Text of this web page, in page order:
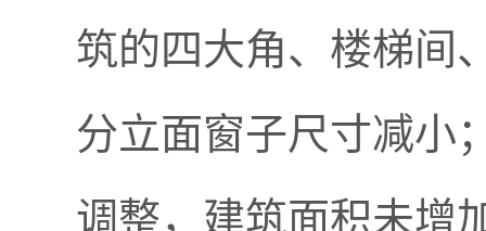
筑的四大角、楼梯间
分立面窗子尺寸减小
调整，建筑面积未增